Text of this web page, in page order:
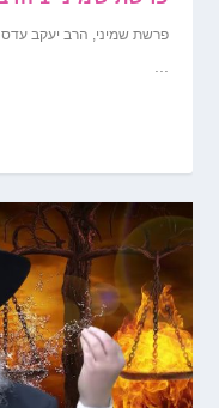
פרשת שמיני, הרב יעקב עדס
...